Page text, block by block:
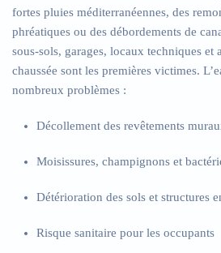
fortes pluies méditerranéennes, des
phréatiques ou des débordements de
sous-sols, garages, locaux techniques et
chaussée sont les premières victimes.
nombreux problèmes :
Décollement des revêtements
Moisissures, champignons et
Détérioration des sols et structures
Risque sanitaire pour les occupants